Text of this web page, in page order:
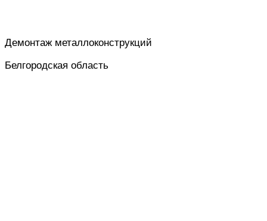
Демонтаж металлоконструкций
Белгородская область